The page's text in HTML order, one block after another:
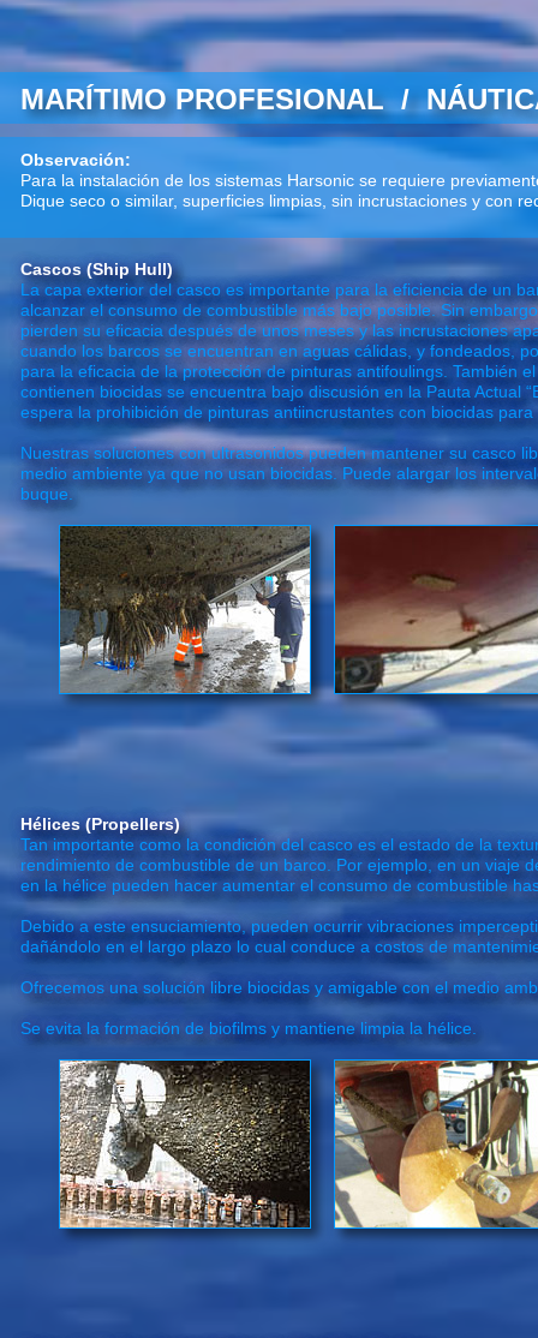
MARÍTIMO PROFESIONAL /
Observación:
Para la instalación de los sistemas Harsonic se requiere
Dique seco o similar, superficies limpias, sin incrustaciones y con
Cascos (Ship Hull)
La capa exterior del casco es importante para la eficiencia de un
alcanzar el consumo de combustible más bajo posible. Sin
pierden su eficacia después de unos meses y las incrustaciones
cuando los barcos se encuentran en aguas cálidas, y fondeados,
para la eficacia de la protección de pinturas antifoulings. También
contienen biocidas se encuentra bajo discusión en la Pauta Actual
espera la prohibición de pinturas antiincrustantes con biocidas
Nuestras soluciones con ultrasonidos pueden mantener su casco
medio ambiente ya que no usan biocidas. Puede alargar los
buque.
Hélices (Propellers)
Tan importante como la condición del casco es el estado de la
rendimiento de combustible de un barco. Por ejemplo, en un viaje
en la hélice pueden hacer aumentar el consumo de combustible
Debido a este ensuciamiento, pueden ocurrir vibraciones
dañándolo en el largo plazo lo cual conduce a costos de
Ofrecemos una solución libre biocidas y amigable con el medio
Se evita la formación de biofilms y mantiene limpia la hélice.